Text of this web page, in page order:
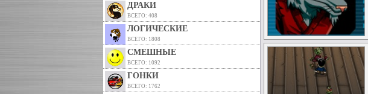
ДРАКИ
ВСЕГО: 408
ЛОГИЧЕСКИЕ
ВСЕГО: 1808
СМЕШНЫЕ
ВСЕГО: 1092
ГОНКИ
ВСЕГО: 1762